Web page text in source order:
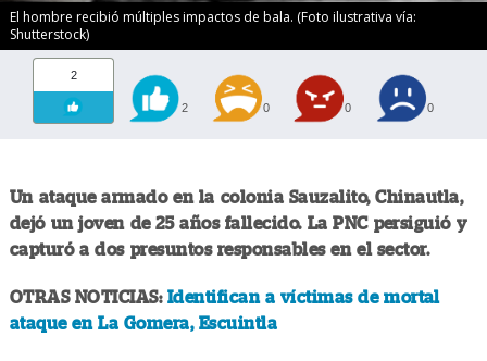
El hombre recibió múltiples impactos de bala. (Foto ilustrativa vía:
Shutterstock)
2
2 0 0 0
Un ataque armado en la colonia Sauzalito, Chinautla,
dejó un joven de 25 años fallecido. La PNC persiguió y
capturó a dos presuntos responsables en el sector.
OTRAS NOTICIAS:Identifican a víctimas de mortal
ataque en La Gomera, Escuintla